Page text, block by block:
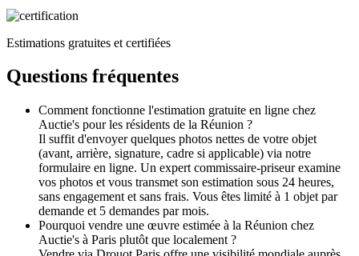
Estimations gratuites et certifiées
Questions fréquentes
Comment fonctionne l'estimation gratuite en ligne chez
Auctie's pour les résidents de la Réunion ?
Il suffit d'envoyer quelques photos nettes de votre objet
(avant, arrière, signature, cadre si applicable) via notre
formulaire en ligne. Un expert commissaire-priseur examine
vos photos et vous transmet son estimation sous 24 heures,
sans engagement et sans frais. Vous êtes limité à 1 objet par
demande et 5 demandes par mois.
Pourquoi vendre une œuvre estimée à la Réunion chez
Auctie's à Paris plutôt que localement ?